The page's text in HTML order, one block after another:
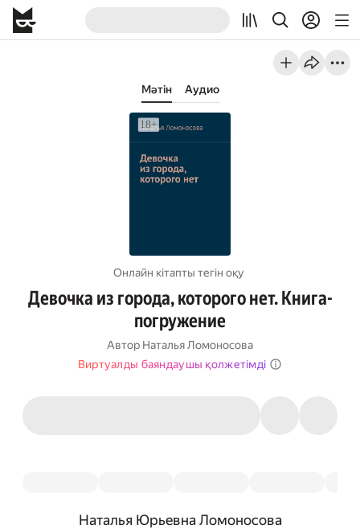
Мәтін Аудио
Онлайн кітапты тегін оқу
Девочка из города, которого нет. Книга-
погружение
Автор Наталья Ломоносова
Виртуалды баяндаушы қолжетімді
Наталья Юрьевна Ломоносова